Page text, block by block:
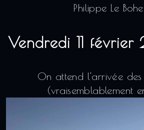
Philippe Le
Vendredi 11
On attend l'arrivée des
(vraisemblablement